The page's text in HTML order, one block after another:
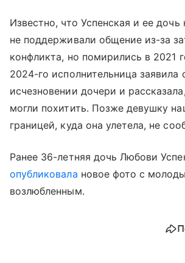
Известно, что Успенская и ее дочь
не поддерживали общение из-за
конфликта, но помирились в 2021
2024-го исполнительница заявила
исчезновении дочери и
могли похитить. Позже девушку
границей, куда она улетела, не
Ранее 36-летняя дочь Любови
опубликовала новое фото с
возлюбленным.